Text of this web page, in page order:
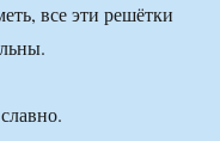
все эти решётки